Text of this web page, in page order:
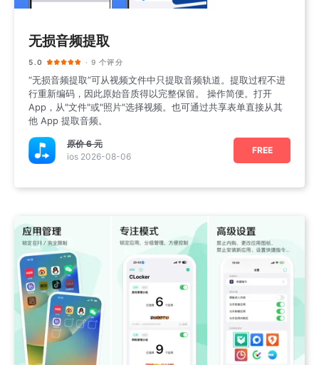
无损音频提取
5.0 · 9 个评分
“无损音频提取”可从视频文件中只提取音频轨道。提取过程不进
行重新编码，因此原始音质得以完整保留。 操作简便。打开
App，从"文件"或"照片"选择视频。也可通过共享表单直接从其
他 App 提取音频。
原价6 元
ios 2026-08-06
FREE